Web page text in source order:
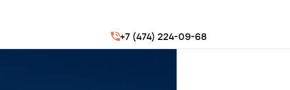
+7 (474) 224-09-68